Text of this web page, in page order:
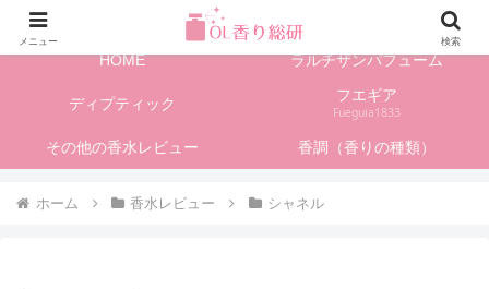
フレグランス情報、香水レビューサイト
HOME ラルチザンパフューム
ディプティック フエギア
Fueguia1833
その他の香水レビュー 香調（香りの種類）
ホーム 香水レビュー シャネル
メニュー 検索